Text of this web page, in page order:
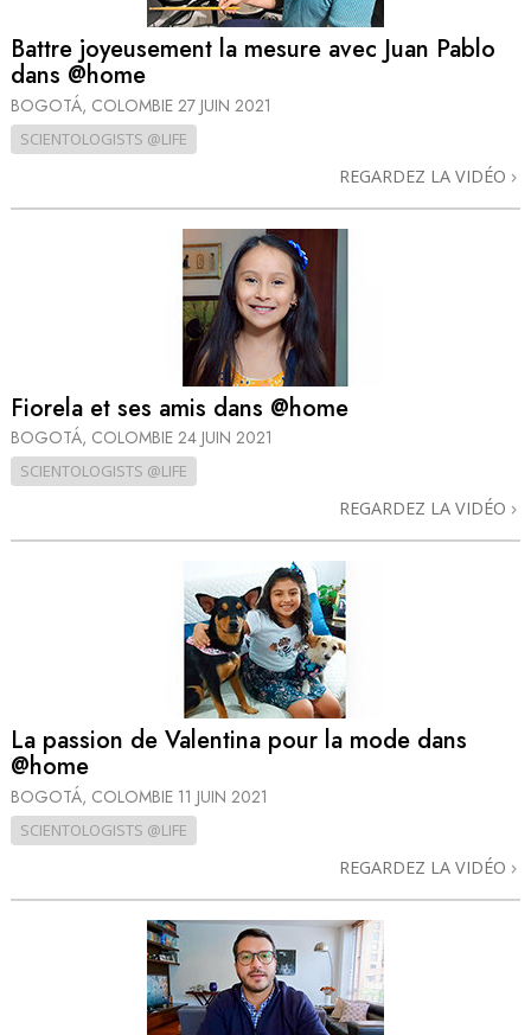
Battre joyeusement la mesure avec Juan Pablo
dans @home
BOGOTÁ, COLOMBIE 27 JUIN 2021
SCIENTOLOGISTS @LIFE
REGARDEZ LA VIDÉO
Fiorela et ses amis dans @home
BOGOTÁ, COLOMBIE 24 JUIN 2021
SCIENTOLOGISTS @LIFE
REGARDEZ LA VIDÉO
La passion de Valentina pour la mode dans
@home
BOGOTÁ, COLOMBIE 11 JUIN 2021
SCIENTOLOGISTS @LIFE
REGARDEZ LA VIDÉO